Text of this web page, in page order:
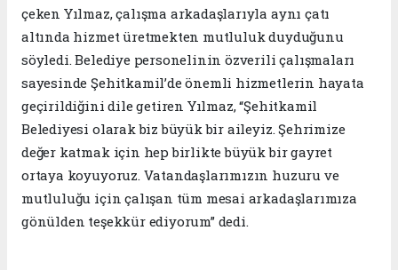
çeken Yılmaz, çalışma arkadaşlarıyla aynı çatı
altında hizmet üretmekten mutluluk duyduğunu
söyledi. Belediye personelinin özverili çalışmaları
sayesinde Şehitkamil’de önemli hizmetlerin hayata
geçirildiğini dile getiren Yılmaz, “Şehitkamil
Belediyesi olarak biz büyük bir aileyiz. Şehrimize
değer katmak için hep birlikte büyük bir gayret
ortaya koyuyoruz. Vatandaşlarımızın huzuru ve
mutluluğu için çalışan tüm mesai arkadaşlarımıza
gönülden teşekkür ediyorum” dedi.